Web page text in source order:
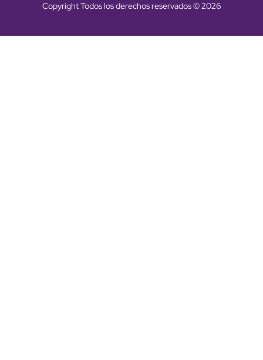
Copyright Todos los derechos reservados © 2026